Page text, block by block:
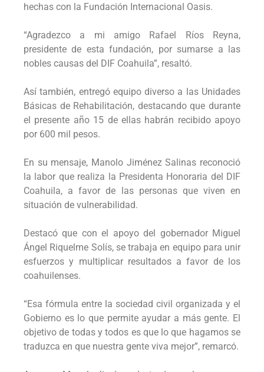
hechas con la Fundación Internacional Oasis.
“Agradezco a mi amigo Rafael Ríos Reyna,
presidente de esta fundación, por sumarse a las
nobles causas del DIF Coahuila”, resaltó.
Así también, entregó equipo diverso a las Unidades
Básicas de Rehabilitación, destacando que durante
el presente año 15 de ellas habrán recibido apoyo
por 600 mil pesos.
En su mensaje, Manolo Jiménez Salinas reconoció
la labor que realiza la Presidenta Honoraria del DIF
Coahuila, a favor de las personas que viven en
situación de vulnerabilidad.
Destacó que con el apoyo del gobernador Miguel
Ángel Riquelme Solís, se trabaja en equipo para unir
esfuerzos y multiplicar resultados a favor de los
coahuilenses.
“Esa fórmula entre la sociedad civil organizada y el
Gobierno es lo que permite ayudar a más gente. El
objetivo de todas y todos es que lo que hagamos se
traduzca en que nuestra gente viva mejor”, remarcó.